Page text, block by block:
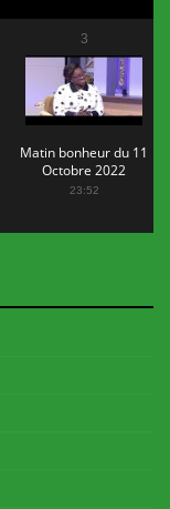
3
Matin bonheur du 11
Octobre 2022
23:52